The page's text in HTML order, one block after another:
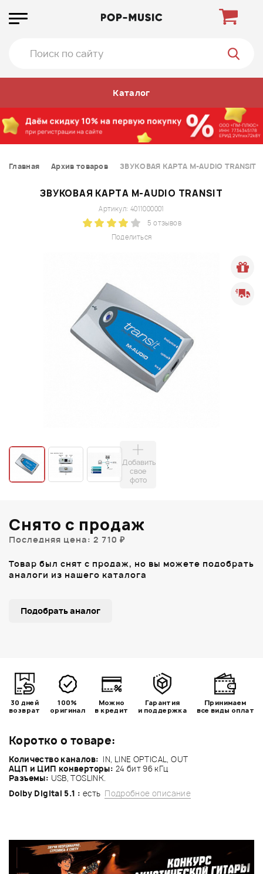
Каталог
Главная Архив товаров ЗВУКОВАЯ КАРТА M-AUDIO TRANSIT
ЗВУКОВАЯ КАРТА M-AUDIO TRANSIT
Поделиться
Артикул: 4011000001
5 отзывов
Добавить
свое
фото
Коротко о товаре:
Количество каналов: IN, LINE OPTICAL, OUT
АЦП и ЦИП конверторы: 24 бит 96 кГц
Разъемы: USB, TOSLINK.
Dolby Digital 5.1 : есть Подробное описание
Снято с продаж
Последняя цена: 2 710 ₽
Товар был снят с продаж, но вы можете подобрать
аналоги из нашего каталога
Подобрать аналог
30 дней
возврат
100%
оригинал
Можно
в кредит
Гарантия
и поддержка
Принимаем
все виды оплат